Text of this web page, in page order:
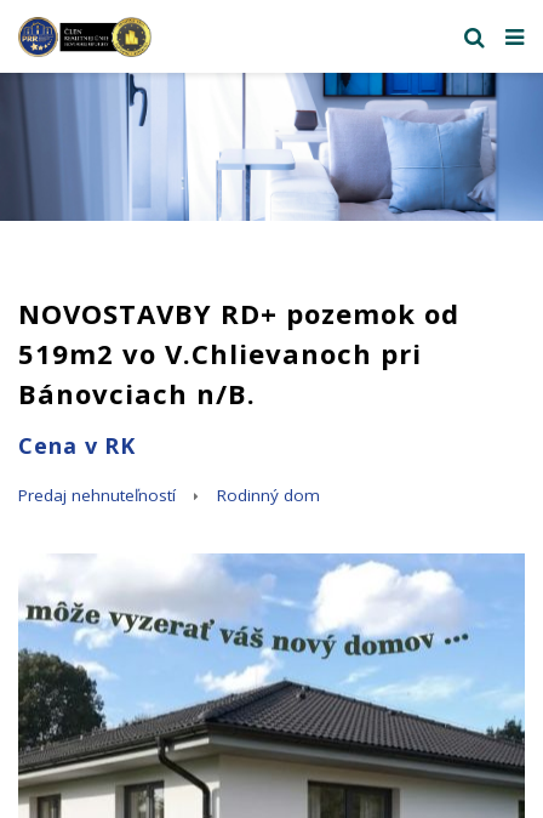
NOVOSTAVBY RD+ pozemok od
519m2 vo V.Chlievanoch pri
Bánovciach n/B.
Cena v RK
Predaj nehnuteľností Rodinný dom